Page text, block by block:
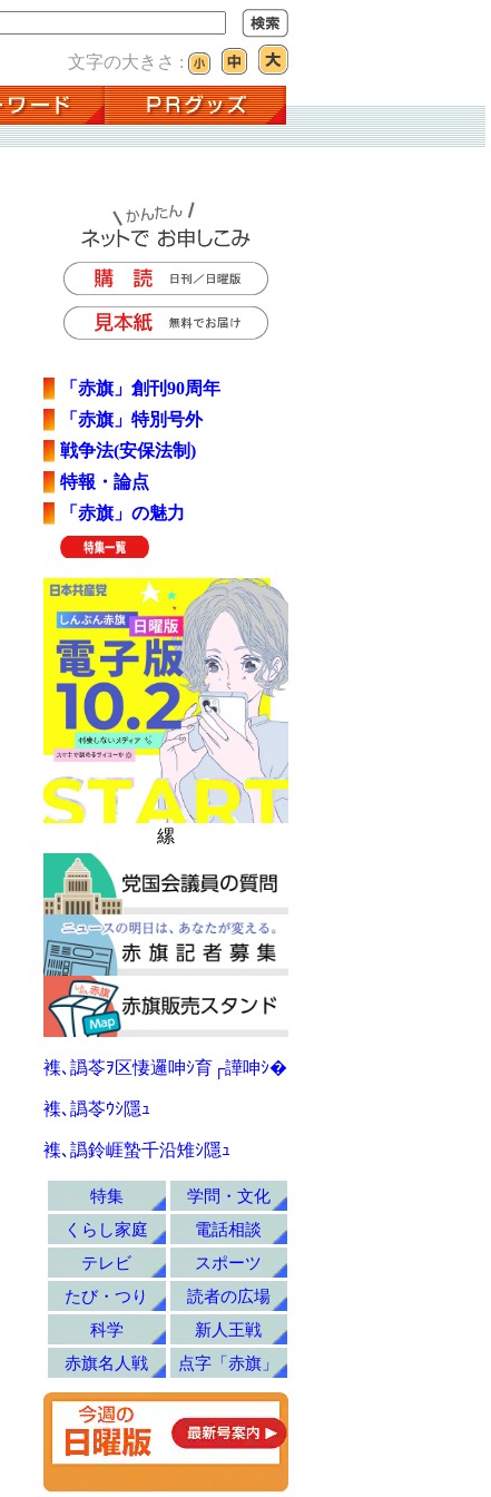
文字の大きさ :
「赤旗」創刊90周年
「赤旗」特別号外
戦争法(安保法制)
特報・論点
「赤旗」の魅力
縲
襍､譌苓ｦ区悽邏呻ｼ育┌譁呻ｼ�
襍､譌苓ｳｼ隱ｭ
襍､譌鈴崕蟄千沿雉ｼ隱ｭ
特集
学問・文化
くらし家庭
電話相談
テレビ
スポーツ
たび・つり
読者の広場
科学
新人王戦
赤旗名人戦
点字「赤旗」